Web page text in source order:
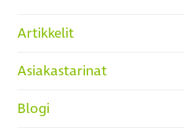
Artikkelit
Asiakastarinat
Blogi